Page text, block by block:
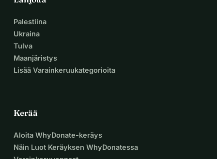
Kieltäydymme luopumasta toivosta.
Mahdollisuus
ulkomailla
Vaikka vaihtoehdot ovat täällä
erikoistuneista klinikoista
Palestiina
Ukraina
Tulva
Maanjäristys
Lisää Varainkeruukategorioita
Kerää
Aloita WhyDonate-keräys
Näin Luot Keräyksen WhyDonatessa